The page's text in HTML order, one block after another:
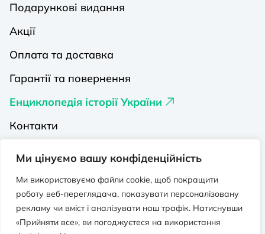
Ми цінуємо вашу конфіденційність
Ми використовуємо файли cookie, щоб покращити
роботу веб-переглядача, показувати персоналізовану
рекламу чи вміст і аналізувати наш трафік. Натиснувши
«Прийняти все», ви погоджуєтеся на використання
Подарункові видання
Акції
Оплата та доставка
Гарантії та повернення
Енциклопедія історії України
Контакти
Видавництва на Порталі
Політика конфіденційності
Публічна оферта